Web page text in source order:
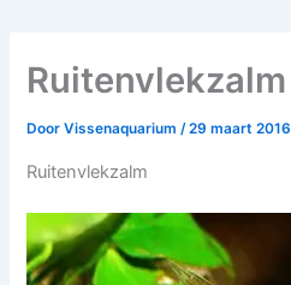
Ruitenvlekzalm
DoorVissenaquarium/29 maart 2016
Ruitenvlekzalm